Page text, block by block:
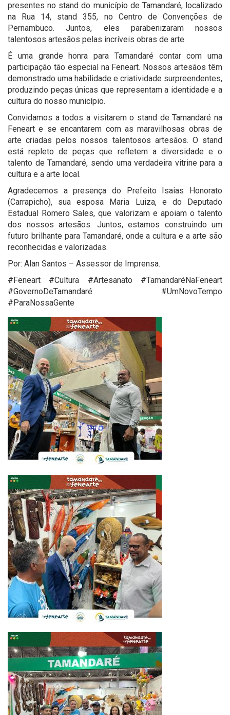
presentes no stand do município de Tamandaré, localizado
na Rua 14, stand 355, no Centro de Convenções de
Pernambuco. Juntos, eles parabenizaram nossos
talentosos artesãos pelas incríveis obras de arte.
É uma grande honra para Tamandaré contar com uma
participação tão especial na Feneart. Nossos artesãos têm
demonstrado uma habilidade e criatividade surpreendentes,
produzindo peças únicas que representam a identidade e a
cultura do nosso município.
Convidamos a todos a visitarem o stand de Tamandaré na
Feneart e se encantarem com as maravilhosas obras de
arte criadas pelos nossos talentosos artesãos. O stand
está repleto de peças que refletem a diversidade e o
talento de Tamandaré, sendo uma verdadeira vitrine para a
cultura e a arte local.
Agradecemos a presença do Prefeito Isaias Honorato
(Carrapicho), sua esposa Maria Luiza, e do Deputado
Estadual Romero Sales, que valorizam e apoiam o talento
dos nossos artesãos. Juntos, estamos construindo um
futuro brilhante para Tamandaré, onde a cultura e a arte são
reconhecidas e valorizadas.
Por: Alan Santos – Assessor de Imprensa.
#Feneart #Cultura #Artesanato #TamandaréNaFeneart
#GovernoDeTamandaré #UmNovoTempo
#ParaNossaGente